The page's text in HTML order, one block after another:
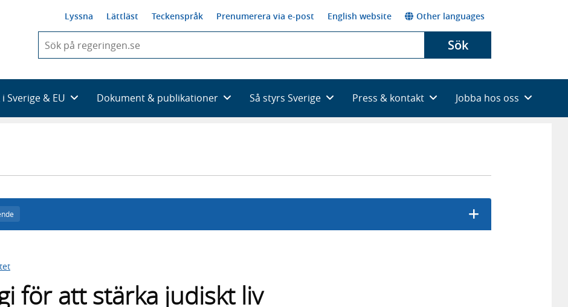
Lyssna Lättläst Teckenspråk Prenumerera via e-post English website Other languages
du
skriva
framträder
en
Sök
Sverige & EU Dokument & publikationer Så styrs Sverige Press & kontakt Jobba hos oss
för att stärka judiskt liv